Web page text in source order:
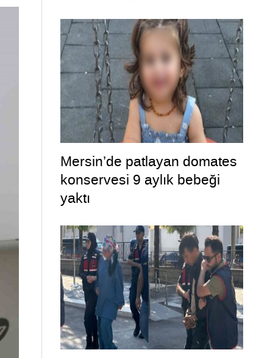
Mersin’de patlayan domates
konservesi 9 aylık bebeği
yaktı